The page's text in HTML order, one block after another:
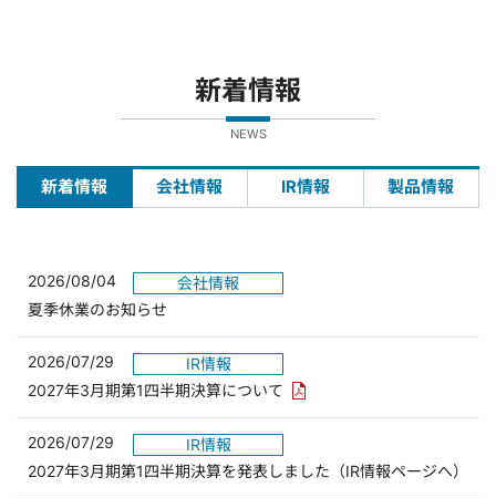
新着情報
NEWS
新着情報 会社情報 IR情報 製品情報
2026/08/04
会社情報
夏季休業のお知らせ
2026/07/29
IR情報
2027年3月期第1四半期決算について PDFリンクを新しいウィンド
2026/07/29
IR情報
2027年3月期第1四半期決算を発表しました（IR情報ページへ）